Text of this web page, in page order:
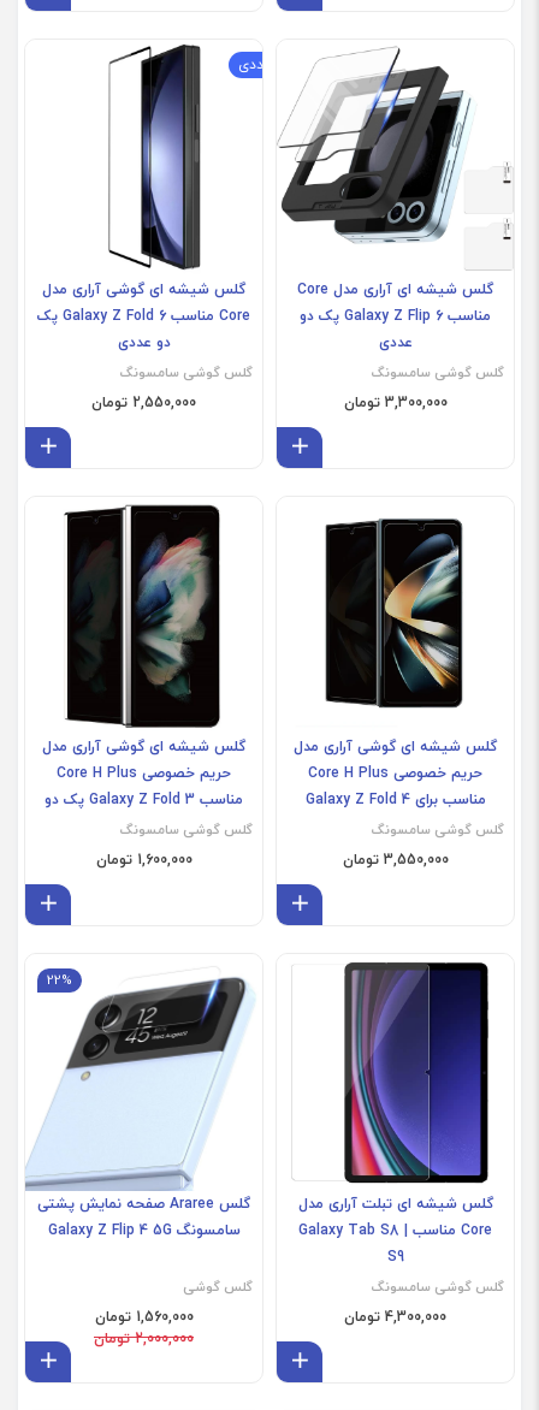
گلس شیشه ای آراری مدل Core
مناسب Galaxy Z Flip 6 پک دو
عددی
گلس گوشی سامسونگ
3,300,000 تومان
Galaxy Z Fold 6 پک دو عددی
گلس شیشه ای گوشی آراری مدل
Core مناسب Galaxy Z Fold 6 پک
دو عددی
گلس گوشی سامسونگ
2,550,000 تومان
گلس شیشه ای گوشی آراری مدل
حریم خصوصی Core H Plus
مناسب برای Galaxy Z Fold 4
گلس گوشی سامسونگ
3,550,000 تومان
گلس شیشه ای گوشی آراری مدل
حریم خصوصی Core H Plus
مناسب Galaxy Z Fold 3 پک دو
عددی
گلس گوشی سامسونگ
1,600,000 تومان
گلس شیشه ای تبلت آراری مدل
Core مناسب Galaxy Tab S8 |
S9
گلس گوشی سامسونگ
4,300,000 تومان
Galaxy Z Flip 4
22%
گلس Araree صفحه نمایش پشتی
سامسونگ Galaxy Z Flip 4 5G
گلس گوشی
1,560,000 تومان
2,000,000 تومان